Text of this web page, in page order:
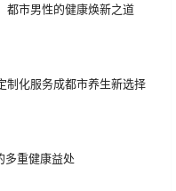
都市男性的健康焕新之道
制化服务成都市养生新选择
多重健康益处